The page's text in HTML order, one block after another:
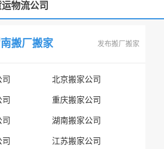
物流公司
搬厂搬家 发布搬厂搬家
北京搬家公司
重庆搬家公司
湖南搬家公司
江苏搬家公司